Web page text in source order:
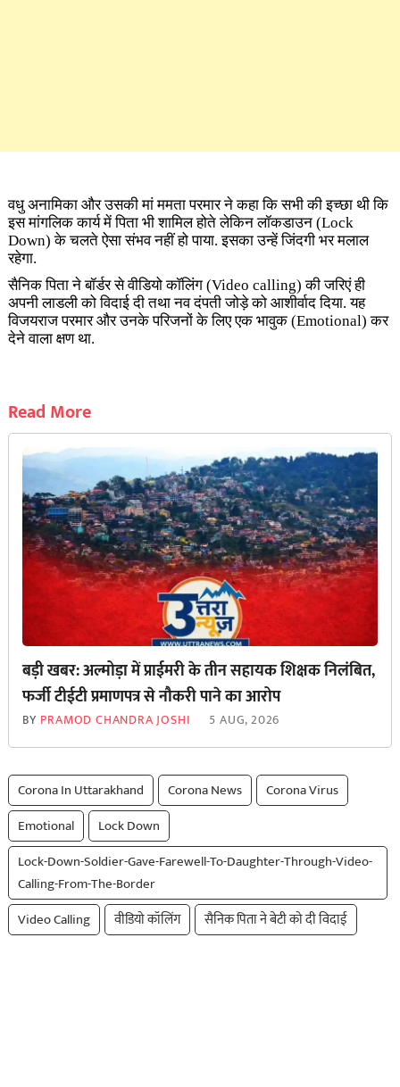
वधु अनामिका और उसकी मां ममता परमार ने कहा कि सभी की इच्छा थी कि
इस मांगलिक कार्य में पिता भी शामिल होते लेकिन लॉकडाउन (Lock
Down) के चलते ऐसा संभव नहीं हो पाया. इसका उन्हें जिंदगी भर मलाल
रहेगा.
सैनिक पिता ने बॉर्डर से वीडियो कॉलिंग (Video calling) की जरिएं ही
अपनी लाडली को विदाई दी तथा नव दंपती जोड़े को आशीर्वाद दिया. यह
विजयराज परमार और उनके परिजनों के लिए एक भावुक (Emotional) कर
देने वाला क्षण था.
Read More
बड़ी खबर: अल्मोड़ा में प्राईमरी के तीन सहायक शिक्षक निलंबित,
फर्जी टीईटी प्रमाणपत्र से नौकरी पाने का आरोप
BY PRAMOD CHANDRA JOSHI 5 AUG, 2026
Corona In Uttarakhand Corona News
Corona Virus
Emotional
Lock Down
Lock-Down-Soldier-Gave-Farewell-To-Daughter-Through-Video-
Calling-From-The-Border
Video Calling
वीडियो कॉलिंग सैनिक पिता ने बेटी को दी विदाई